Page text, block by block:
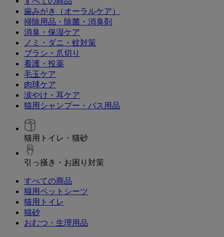
歯みがき（オーラルケア）
掃除用品・除菌・消臭剤
消臭・保湿ケア
ノミ・ダニ・蚊対策
ブラシ・爪切り
看護・投薬
毛玉ケア
肉球ケア
涙やけ・耳ケア
猫用シャンプー・バス用品
猫用トイレ・猫砂
引っ掻き・お困り対策
すべての商品
猫用ペットシーツ
猫用トイレ
猫砂
おむつ・生理用品